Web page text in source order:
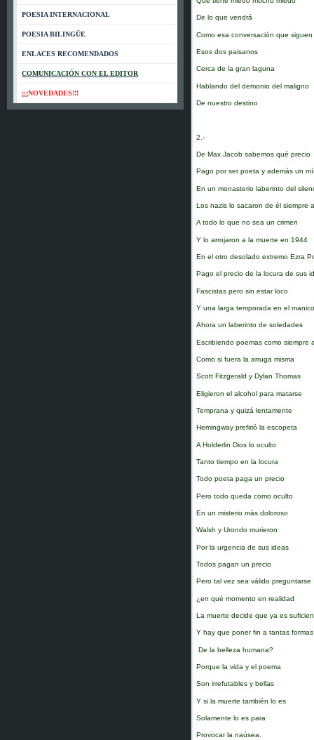
POESIA INTERNACIONAL
POESIA BILINGÜE
ENLACES RECOMENDADOS
COMUNICACIÓN CON EL EDITOR
¡¡¡NOVEDADES!!!
De lo que vendrá
Como esa conversación que siguen
Esos dos paisanos
Cerca de la gran laguna
Hablando del demonio del maligno
De nuestro destino
2.-
De Max Jacob sabemos qué precio
Pago por ser poeta y además un
En un monasterio laberinto del
Los nazis lo sacaron de él siempre
A todo lo que no sea un crimen
Y lo arrojaron a la muerte en 1944
En el otro desolado extremo Ezra
Pago el precio de la locura de sus
Fascistas pero sin estar loco
Y una larga temporada en el
Ahora un laberinto de soledades
Escribiendo poemas como siempre
Como si fuera la arruga misma
Scott Fitzgerald y Dylan Thomas
Eligieron el alcohol para matarse
Temprana y quizá lentamente
Hemingway prefirió la escopeta
A Holderlin Dios lo oculto
Tanto tiempo en la locura
Todo poeta paga un precio
Pero todo queda como oculto
En un misterio más doloroso
Walsh y Urondo murieron
Por la urgencia de sus ideas
Todos pagan un precio
Pero tal vez sea válido preguntarse
¿en qué momento en realidad
La muerte decide que ya es
Y hay que poner fin a tantas formas
De la belleza humana?
Porque la vida y el poema
Son irrefutables y bellas
Y si la muerte también lo es
Solamente lo es para
Provocar la naúsea.